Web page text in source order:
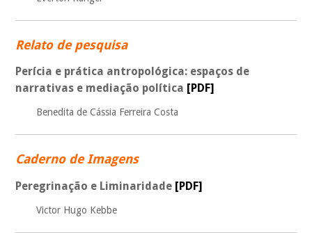
Relato de pesquisa
Perícia e prática antropológica: espaços de
narrativas e mediação política [PDF]
Benedita de Cássia Ferreira Costa
Caderno de Imagens
Peregrinação e Liminaridade [PDF]
Victor Hugo Kebbe